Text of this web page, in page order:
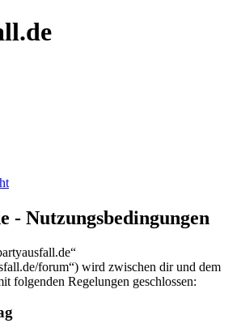
- Nutzungsbedingungen
forum“) wird zwischen dir und dem
folgenden Regelungen geschlossen: